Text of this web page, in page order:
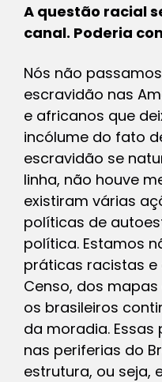
A questão racial
canal. Poderia
Nós não
escravidão nas
e africanos que
incólume do fato
escravidão se
linha, não houve
existiram várias
políticas de
política. Estamos
práticas racistas e
Censo, dos
os brasileiros
da moradia.
nas periferias do
estrutura, ou seja,